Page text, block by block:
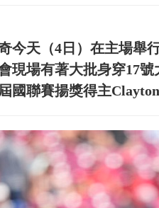
今天（4日）在主場舉
現場有著大批身穿17
國聯賽揚獎得主